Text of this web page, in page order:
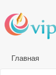
Главная